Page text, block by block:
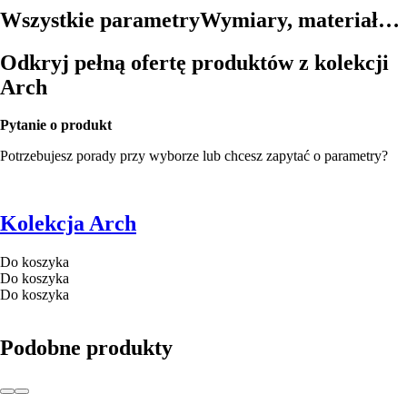
Wszystkie parametryWymiary, materiał…
Odkryj pełną ofertę produktów z kolekcji
Arch
Pytanie o produkt
Potrzebujesz porady przy wyborze lub chcesz zapytać o parametry?
Kolekcja Arch
Do koszyka
Do koszyka
Do koszyka
Podobne produkty